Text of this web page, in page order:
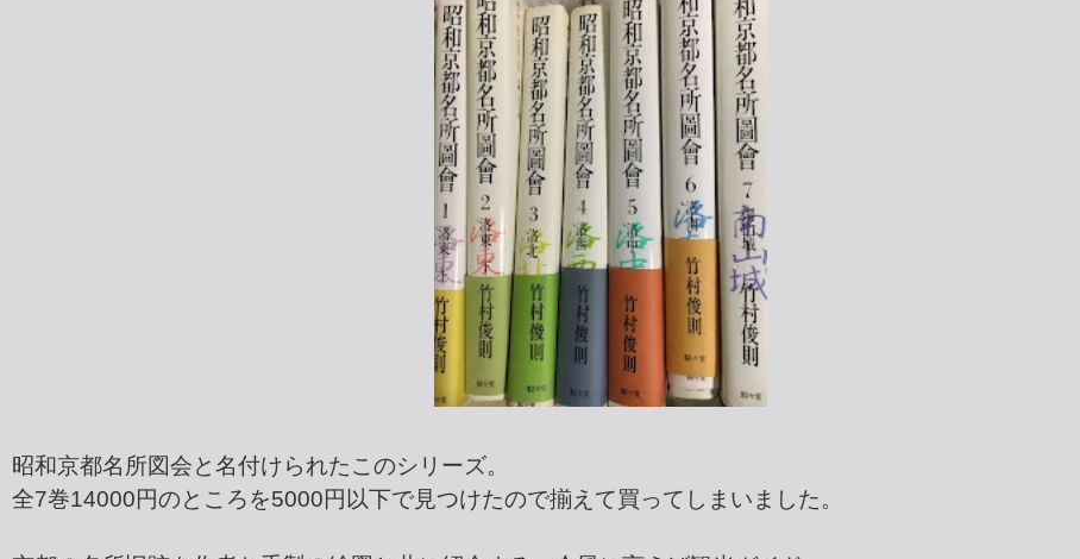
昭和京都名所図会と名付けられたこのシリーズ。
全7巻14000円のところを5000円以下で見つけたので揃えて買ってしまいました。